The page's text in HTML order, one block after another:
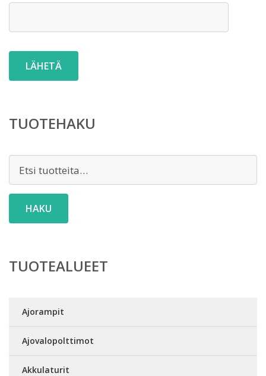
TUOTEHAKU
HAKU
TUOTEALUEET
Ajorampit
Ajovalopolttimot
Akkulaturit